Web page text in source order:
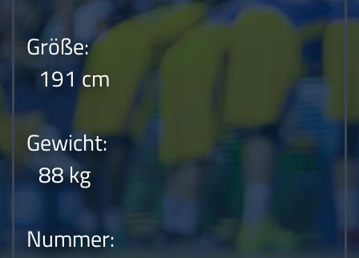
Größe:
191 cm
Gewicht:
88 kg
Nummer: